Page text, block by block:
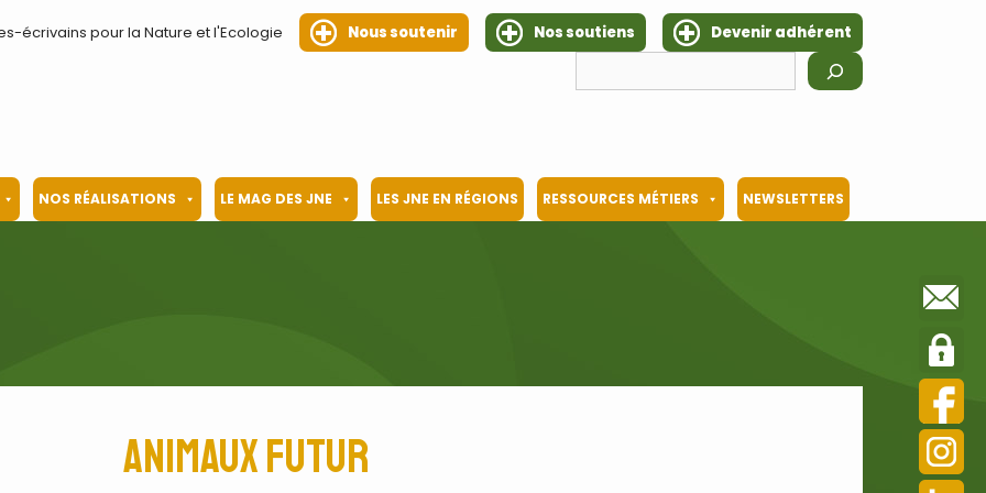
écrivains pour la Nature et l'Ecologie Nous soutenir Nos soutiens
Devenir adhérent
NOS RÉALISATIONS LE MAG DES JNE LES JNE EN RÉGIONS RESSOURCES MÉTIERS NEWSLETTERS
animaux futur